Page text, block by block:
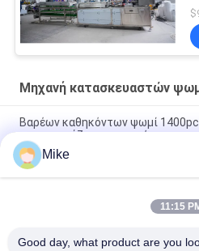
Μηχανή κατασκευαστών
Βαρέων καθηκόντων ψωμί
κατασκευάζει τη μηχανή
Βιομηχανικό Tortilla που κάνει
γραμμή παραγωγής
3600 PC/αυτόματο Chapati ώρας
Mike
11:15
Good day, what product are you